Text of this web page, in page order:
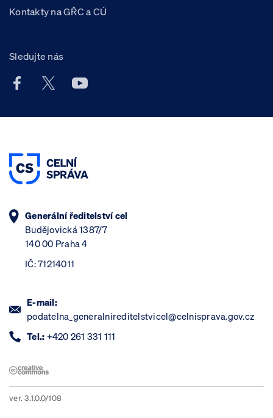
Kontakty na GŘC a CÚ
Sledujte nás
Facebook účet Celní správy ČR
X účet Celní správy ČR
Youtube účet Celní správy ČR
Generální ředitelství cel
Budějovická 1387/7
140 00 Praha 4
IČ: 71214011
E-mail:
podatelna_generalnireditelstvicel@celnisprava.gov.cz
Tel.: +420 261 331 111
ver. 3.1.0.0/108